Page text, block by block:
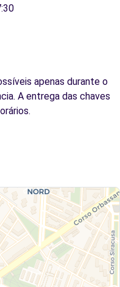
apenas durante o
A entrega das chaves